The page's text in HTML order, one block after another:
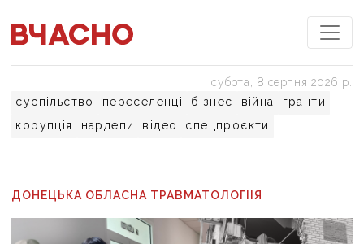
суспільство переселенці бізнес війна
гранти
корупція
нардепи відео спецпроєкти
субота, 8 серпня 2026 р.
ДОНЕЦЬКА ОБЛАСНА ТРАВМАТОЛОГІІЯ